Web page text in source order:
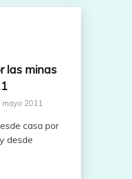
las minas
2011
casa por
desde